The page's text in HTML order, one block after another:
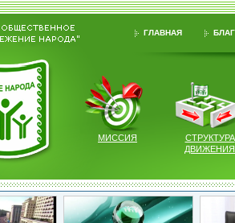
ГЛАВНАЯ
МИССИЯ
СТРУКТУРА
ДВИЖЕНИЯ